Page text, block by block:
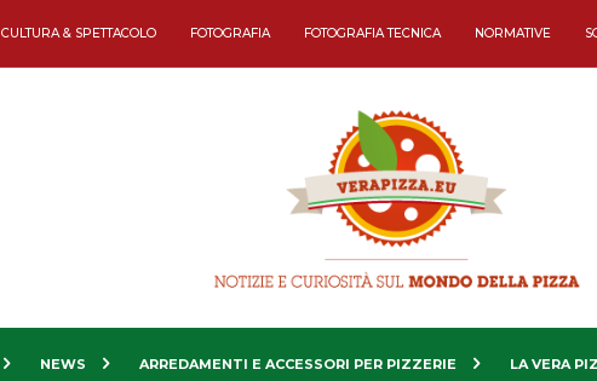
CULTURA & SPETTACOLO FOTOGRAFIA FOTOGRAFIA TECNICA NORMATIVE
NEWS ARREDAMENTI E ACCESSORI PER PIZZERIE LA VERA